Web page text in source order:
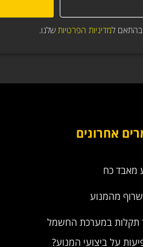
מדיניות הפרטיות שלנו.
אחרונים
מאבד כח
מהמנוע
תקלות במערכת החשמל
על ביצועי המנוע?